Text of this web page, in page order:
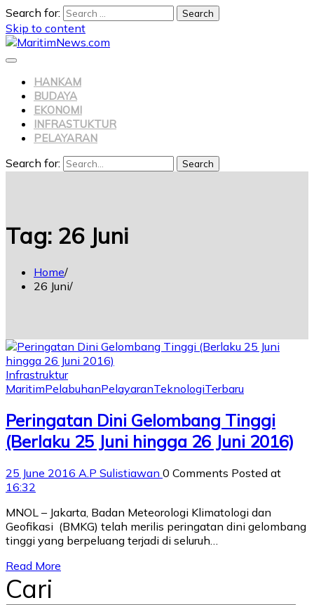
Search for:
Skip to content
HANKAM
BUDAYA
EKONOMI
INFRASTUKTUR
PELAYARAN
Search for: Search
Tag: 26 Juni
Home
26 Juni
Infrastruktur
MaritimPelabuhanPelayaranTeknologiTerbaru
Peringatan Dini Gelombang Tinggi
(Berlaku 25 Juni hingga 26 Juni 2016)
25 June 2016 A.P Sulistiawan 0 Comments Posted at
16:32
MNOL – Jakarta, Badan Meteorologi Klimatologi dan
Geofikasi (BMKG) telah merilis peringatan dini gelombang
tinggi yang berpeluang terjadi di seluruh…
Read More
Cari